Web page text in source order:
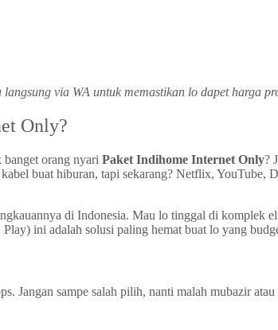
via WA untuk memastikan lo dapet harga
Only?
banget orang nyari Paket Indihome Internet Only?
buat hiburan, tapi sekarang? Netflix, YouTube,
di Indonesia. Mau lo tinggal di komplek
ini adalah solusi paling hemat buat lo yang
Jangan sampe salah pilih, nanti malah mubazir